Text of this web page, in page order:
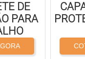
DE
PARA